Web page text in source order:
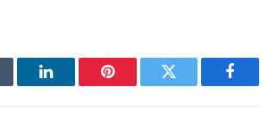
فيسبوك تويتر بينتيريستلينكدإن